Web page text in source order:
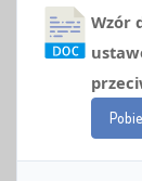
Wzór